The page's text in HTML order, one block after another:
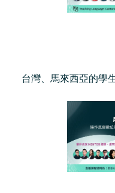
台灣、馬來西亞的學